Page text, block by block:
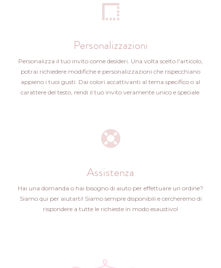
Personalizzazioni
Personalizza il tuo invito come desideri. Una volta scelto l'articolo,
potrai richiedere modifiche e personalizzazioni che rispecchiano
appieno i tuoi gusti. Dai colori accattivanti al tema specifico o al
carattere del testo, rendi il tuo invito veramente unico e speciale.
Assistenza
Hai una domanda o hai bisogno di aiuto per effettuare un ordine?
Siamo qui per aiutarti! Siamo sempre disponibili e cercheremo di
rispondere a tutte le richieste in modo esaustivo!